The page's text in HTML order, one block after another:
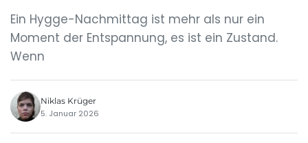
Ein Hygge-Nachmittag ist mehr als nur ein
Moment der Entspannung, es ist ein Zustand.
Wenn
Niklas Krüger
5. Januar 2026